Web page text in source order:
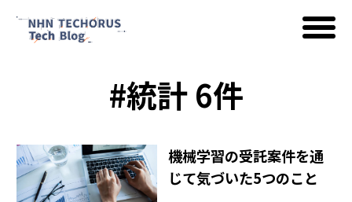
Google Cloud
#統計 6件
機械学習の受託案件を通
じて気づいた5つのこと